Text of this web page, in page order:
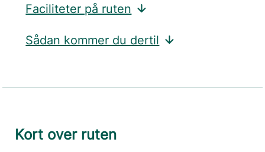
Faciliteter på ruten
Sådan kommer du dertil
Kort over ruten